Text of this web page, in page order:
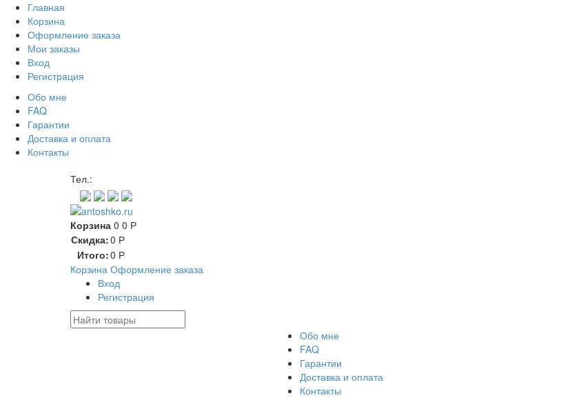
Главная
Корзина
Оформление заказа
Мои заказы
Вход
Регистрация
Обо мне
FAQ
Гарантии
Доставка и оплата
Контакты
Тел.:
Корзина 0 0 Р
Скидка:0 Р
Итого:0 Р
Корзина Оформление заказа
Вход
Регистрация
Обо мне
FAQ
Гарантии
Доставка и оплата
Контакты